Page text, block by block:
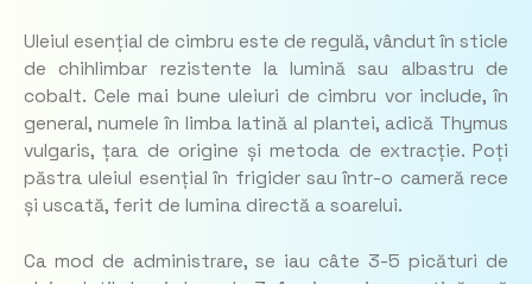
Uleiul esențial de cimbru este de regulă, vândut în sticle
de chihlimbar rezistente la lumină sau albastru de
cobalt. Cele mai bune uleiuri de cimbru vor include, în
general, numele în limba latină al plantei, adică Thymus
vulgaris, țara de origine și metoda de extracție. Poți
păstra uleiul esențial în frigider sau într-o cameră rece
și uscată, ferit de lumina directă a soarelui.
Ca mod de administrare, se iau câte 3-5 picături de